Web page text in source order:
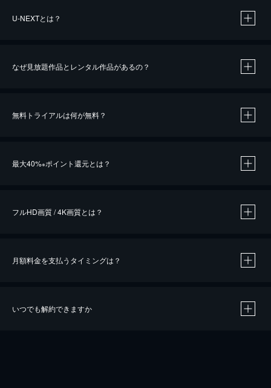
U-NEXTとは？
なぜ見放題作品とレンタル作品があるの？
無料トライアルは何が無料？
最大40%※ポイント還元とは？
※40％ポイント還元の対象は、クレジットカード決済による作品の購入 / レンタルです。
iOSアプリのUコイン決済による作品の購入 / レンタルは、20％のポイント還元です。
フルHD画質 / 4K画質とは？
月額料金を支払うタイミングは？
いつでも解約できますか